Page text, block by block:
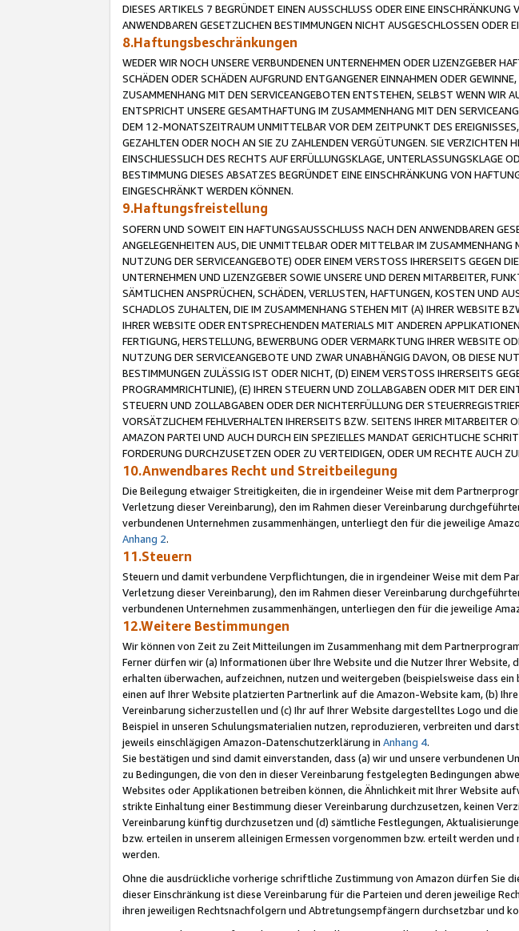
DIESES ARTIKELS 7 BEGRÜNDET EINEN AUSSCHLUSS ODER EINE
ANWENDBAREN GESETZLICHEN BESTIMMUNGEN NICHT AUSGESCHLOSSEN ODER
8.Haftungsbeschränkungen
WEDER WIR NOCH UNSERE VERBUNDENEN UNTERNEHMEN ODER LIZENZGEBER
SCHÄDEN ODER SCHÄDEN AUFGRUND ENTGANGENER EINNAHMEN ODER
ZUSAMMENHANG MIT DEN SERVICEANGEBOTEN ENTSTEHEN, SELBST WENN WIR
ENTSPRICHT UNSERE GESAMTHAFTUNG IM ZUSAMMENHANG MIT DEN
DEM 12-MONATSZEITRAUM UNMITTELBAR VOR DEM ZEITPUNKT DES
GEZAHLTEN ODER NOCH AN SIE ZU ZAHLENDEN VERGÜTUNGEN. SIE VERZICHTEN
EINSCHLIESSLICH DES RECHTS AUF ERFÜLLUNGSKLAGE, UNTERLASSUNGSKLAGE
BESTIMMUNG DIESES ABSATZES BEGRÜNDET EINE EINSCHRÄNKUNG VON
EINGESCHRÄNKT WERDEN KÖNNEN.
9.Haftungsfreistellung
SOFERN UND SOWEIT EIN HAFTUNGSAUSSCHLUSS NACH DEN ANWENDBAREN
ANGELEGENHEITEN AUS, DIE UNMITTELBAR ODER MITTELBAR IM ZUSAMMENHANG
NUTZUNG DER SERVICEANGEBOTE) ODER EINEM VERSTOSS IHRERSEITS GEGEN
UNTERNEHMEN UND LIZENZGEBER SOWIE UNSERE UND DEREN MITARBEITER,
SÄMTLICHEN ANSPRÜCHEN, SCHÄDEN, VERLUSTEN, HAFTUNGEN, KOSTEN UND
SCHADLOS ZUHALTEN, DIE IM ZUSAMMENHANG STEHEN MIT (A) IHRER WEBSITE
IHRER WEBSITE ODER ENTSPRECHENDEN MATERIALS MIT ANDEREN
FERTIGUNG, HERSTELLUNG, BEWERBUNG ODER VERMARKTUNG IHRER WEBSITE
NUTZUNG DER SERVICEANGEBOTE UND ZWAR UNABHÄNGIG DAVON, OB DIESE
BESTIMMUNGEN ZULÄSSIG IST ODER NICHT, (D) EINEM VERSTOSS IHRERSEITS
PROGRAMMRICHTLINIE), (E) IHREN STEUERN UND ZOLLABGABEN ODER MIT DER
STEUERN UND ZOLLABGABEN ODER DER NICHTERFÜLLUNG DER
VORSÄTZLICHEM FEHLVERHALTEN IHRERSEITS BZW. SEITENS IHRER
AMAZON PARTEI UND AUCH DURCH EIN SPEZIELLES MANDAT GERICHTLICHE
FORDERUNG DURCHZUSETZEN ODER ZU VERTEIDIGEN, ODER UM RECHTE AUCH
10.Anwendbares Recht und Streitbeilegung
Die Beilegung etwaiger Streitigkeiten, die in irgendeiner Weise mit dem
Verletzung dieser Vereinbarung), den im Rahmen dieser Vereinbarung
verbundenen Unternehmen zusammenhängen, unterliegt den für die jeweilige
Anhang 2.
11.Steuern
Steuern und damit verbundene Verpflichtungen, die in irgendeiner Weise mit dem
Verletzung dieser Vereinbarung), den im Rahmen dieser Vereinbarung
verbundenen Unternehmen zusammenhängen, unterliegen den für die jeweilige
12.Weitere Bestimmungen
Wir können von Zeit zu Zeit Mitteilungen im Zusammenhang mit dem
Ferner dürfen wir (a) Informationen über Ihre Website und die Nutzer Ihrer
erhalten überwachen, aufzeichnen, nutzen und weitergeben (beispielsweise dass
einen auf Ihrer Website platzierten Partnerlink auf die Amazon-Website kam, (b)
Vereinbarung sicherzustellen und (c) Ihr auf Ihrer Website dargestelltes Logo und
Beispiel in unseren Schulungsmaterialien nutzen, reproduzieren, verbreiten und
jeweils einschlägigen Amazon-Datenschutzerklärung in Anhang 4.
Sie bestätigen und sind damit einverstanden, dass (a) wir und unsere
zu Bedingungen, die von den in dieser Vereinbarung festgelegten Bedingungen
Websites oder Applikationen betreiben können, die Ähnlichkeit mit Ihrer Website
strikte Einhaltung einer Bestimmung dieser Vereinbarung durchzusetzen, keinen
Vereinbarung künftig durchzusetzen und (d) sämtliche Festlegungen,
bzw. erteilen in unserem alleinigen Ermessen vorgenommen bzw. erteilt werden
werden.
Ohne die ausdrückliche vorherige schriftliche Zustimmung von Amazon dürfen Sie
dieser Einschränkung ist diese Vereinbarung für die Parteien und deren jeweilige
ihren jeweiligen Rechtsnachfolgern und Abtretungsempfängern durchsetzbar und